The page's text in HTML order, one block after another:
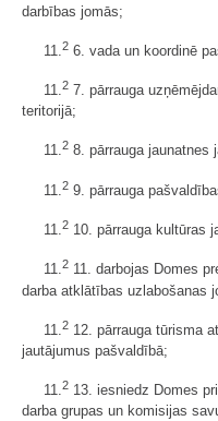
darbības jomās;
11. 2 6. vada un koordinē
11.2 7. pārrauga
teritorijā;
11.2 8. pārrauga jaunatnes
11. 2 9. pārrauga
11.2 10. pārrauga kultūras
11.2 11. darbojas Domes
darba atklātības uzlabošanas
11. 2 12. pārrauga tūrisma
jautājumus pašvaldībā;
11.2 13. iesniedz Domes
darba grupas un komisijas